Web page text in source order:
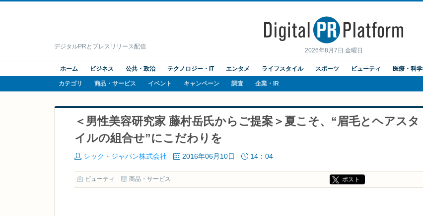
2026年8月7日 金曜日
デジタルPRとプレスリリース配信
ホーム ビジネス 公共・政治 テクノロジー・IT エンタメ ライフスタイル スポーツ ビューティ 医療・科学
カテゴリ 商品・サービス イベント キャンペーン 調査 企業・IR
＜男性美容研究家 藤村岳氏からご提案＞夏こそ、“眉毛とヘアスタ
イルの組合せ”にこだわりを
シック・ジャパン株式会社 2016年06月10日 14：04
ビューティ 商品・サービス ポスト